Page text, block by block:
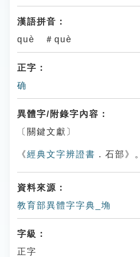
漢語拼音：
què ＃què
正字：
确
異體字/附錄字內容：
〔關鍵文獻〕
《經典文字辨證書 ．石部》。
資料來源：
教育部異體字字典_埆
字級：
正字